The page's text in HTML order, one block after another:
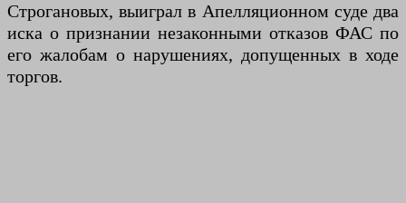
Строгановых, выиграл в Апелляционном суде два
иска о признании незаконными отказов ФАС по
его жалобам о нарушениях, допущенных в ходе
торгов.